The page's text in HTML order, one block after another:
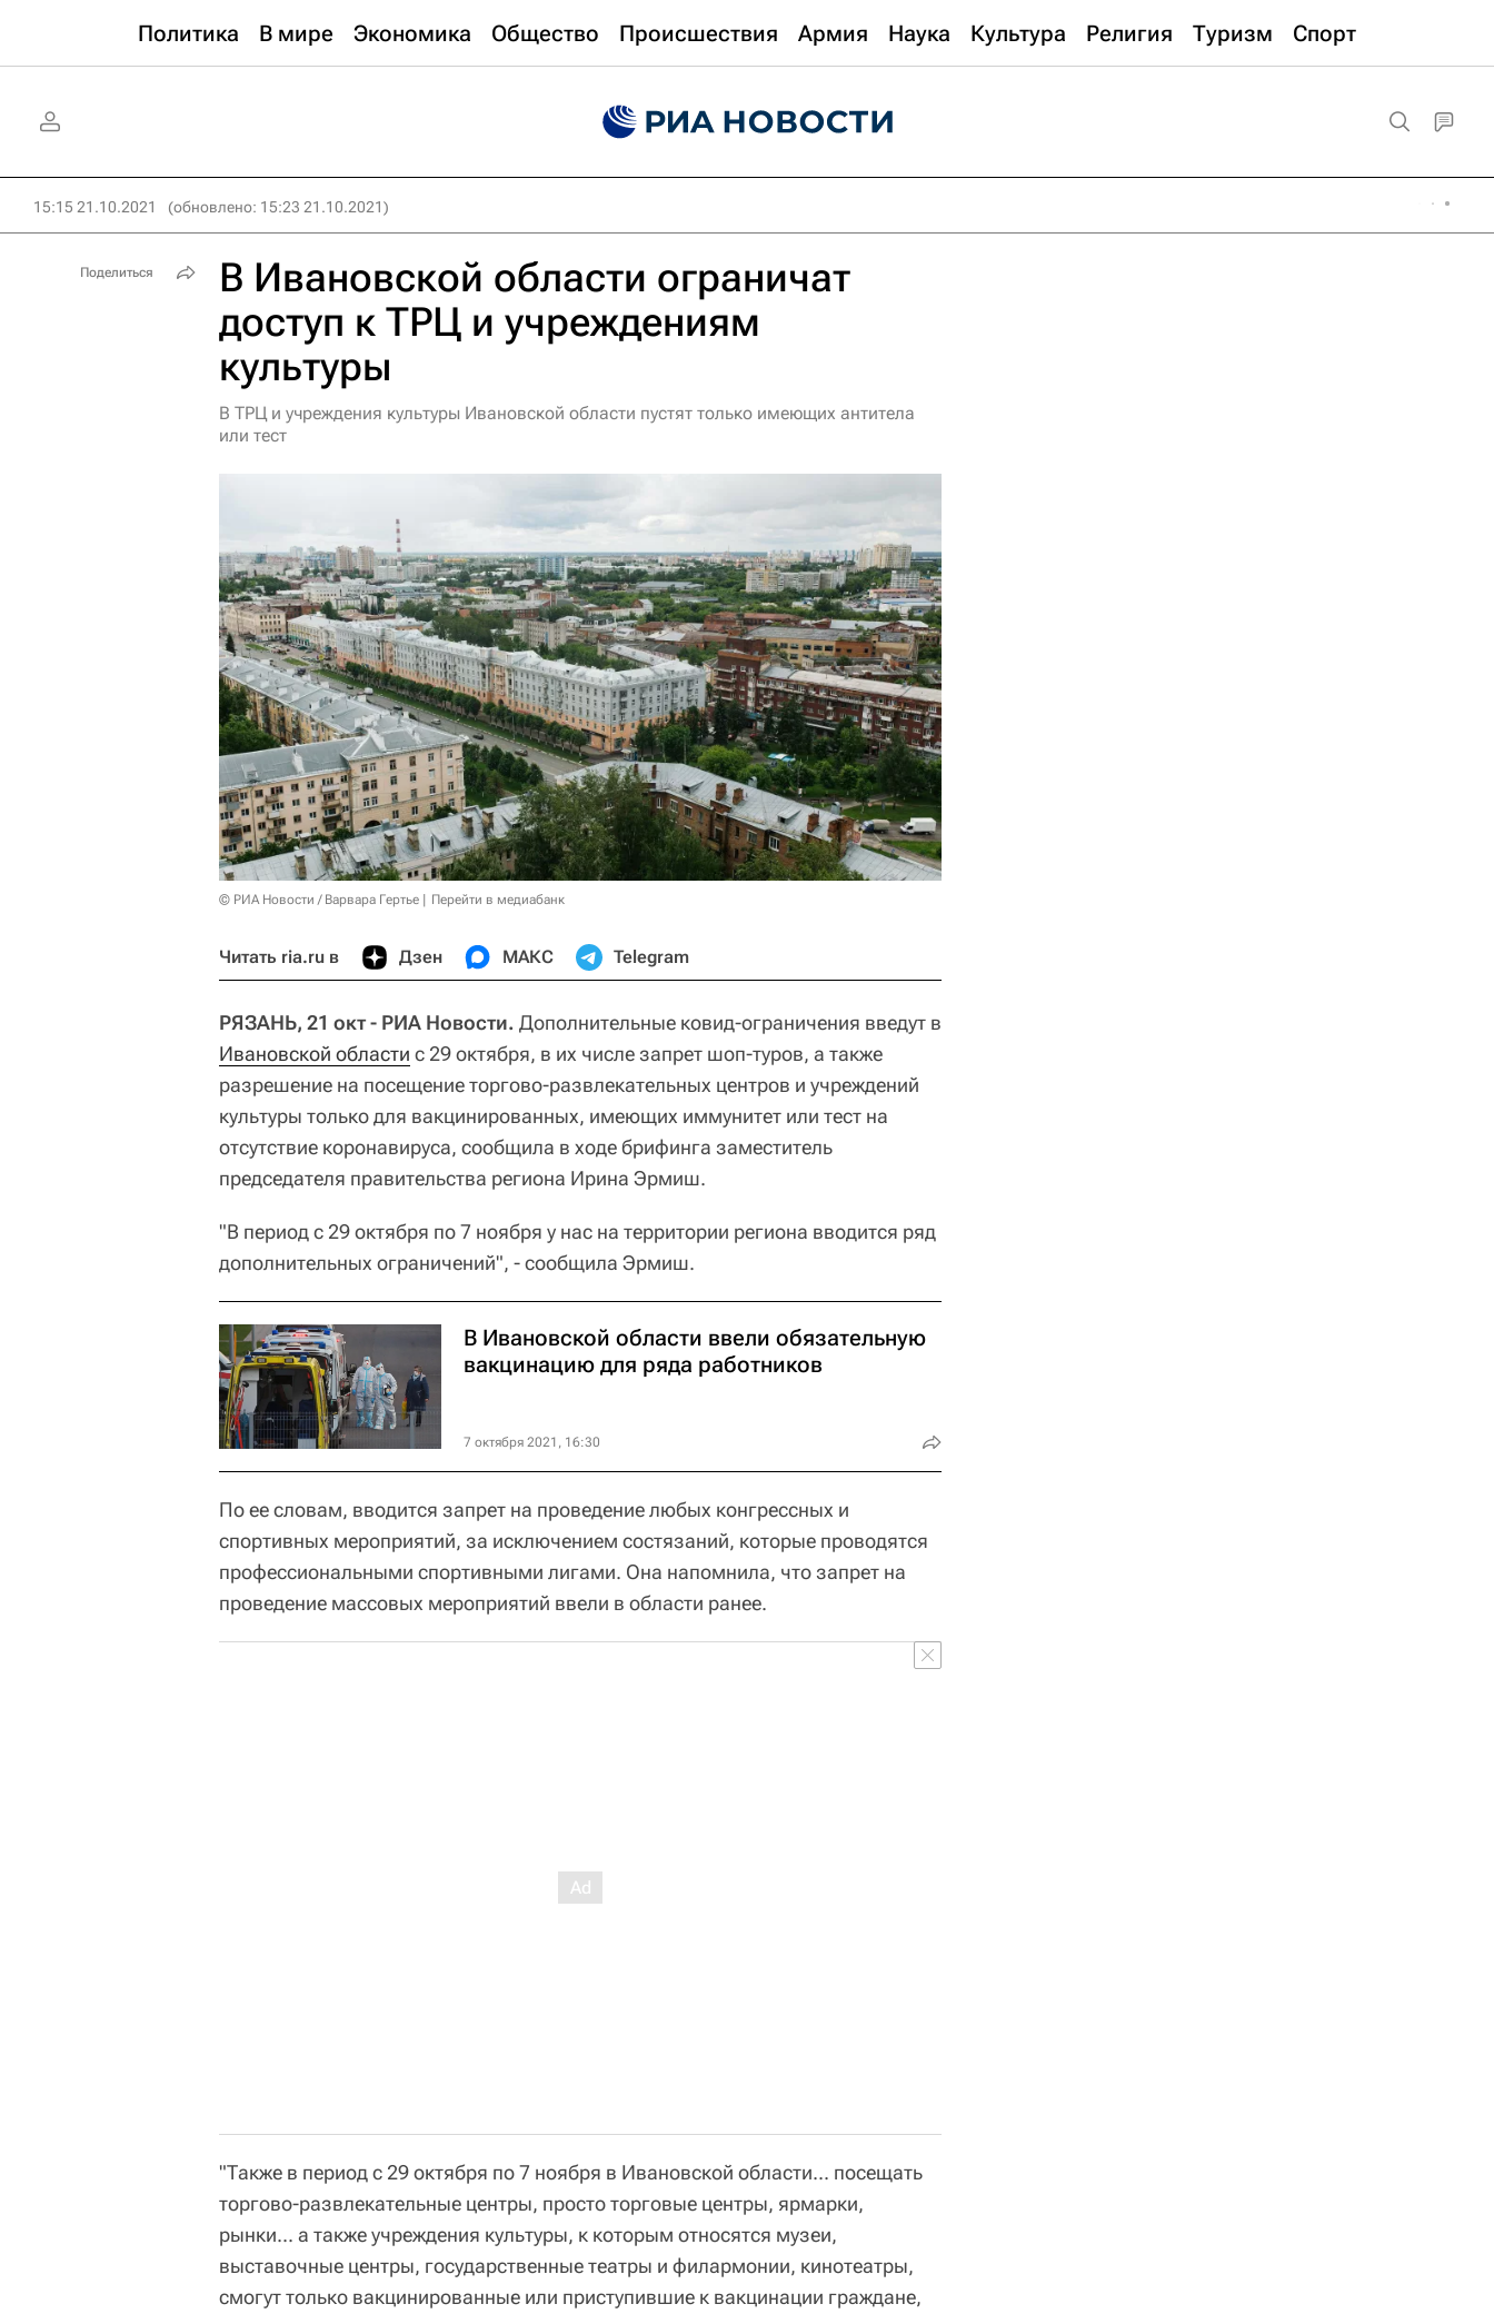
Политика В мире Экономика Общество Происшествия Армия Наука Культура Религия Туризм Спорт
15:15 21.10.2021 (обновлено: 15:23 21.10.2021)
В Ивановской области ограничат
доступ к ТРЦ и учреждениям
культуры
В ТРЦ и учреждения культуры Ивановской области пустят только имеющих антитела
или тест
© РИА Новости / Варвара Гертье Перейти в медиабанк
Читать ria.ru в Дзен МАКС Telegram
РЯЗАНЬ, 21 окт - РИА Новости. Дополнительные ковид-ограничения введут в
Ивановской области с 29 октября, в их числе запрет шоп-туров, а также
разрешение на посещение торгово-развлекательных центров и учреждений
культуры только для вакцинированных, имеющих иммунитет или тест на
отсутствие коронавируса, сообщила в ходе брифинга заместитель
председателя правительства региона Ирина Эрмиш.
"В период с 29 октября по 7 ноября у нас на территории региона вводится ряд
дополнительных ограничений", - сообщила Эрмиш.
В Ивановской области ввели обязательную
вакцинацию для ряда работников
7 октября 2021, 16:30
По ее словам, вводится запрет на проведение любых конгрессных и
спортивных мероприятий, за исключением состязаний, которые проводятся
профессиональными спортивными лигами. Она напомнила, что запрет на
проведение массовых мероприятий ввели в области ранее.
"Также в период с 29 октября по 7 ноября в Ивановской области... посещать
торгово-развлекательные центры, просто торговые центры, ярмарки,
рынки... а также учреждения культуры, к которым относятся музеи,
выставочные центры, государственные театры и филармонии, кинотеатры,
смогут только вакцинированные или приступившие к вакцинации граждане,
Поделиться